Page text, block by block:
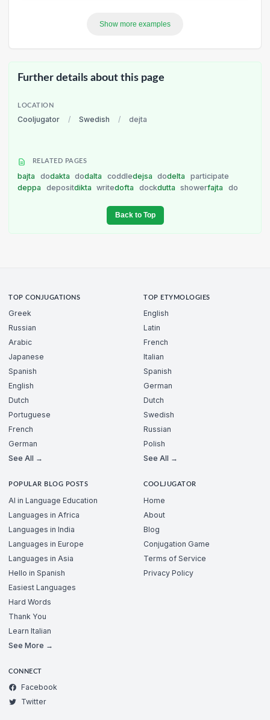
Show more examples
Further details about this page
LOCATION
Cooljugator / Swedish / dejta
RELATED PAGES
bajta dodakta dodalta coddledejsa dodelta
participate
deppa
depositdikta writedofta dockdutta showerfajta do
Back to Top
TOP CONJUGATIONS
Greek
Russian
Arabic
Japanese
Spanish
English
Dutch
Portuguese
French
German
See All →
TOP ETYMOLOGIES
English
Latin
French
Italian
Spanish
German
Dutch
Swedish
Russian
Polish
See All →
POPULAR BLOG POSTS
AI in Language Education
Languages in Africa
Languages in India
Languages in Europe
Languages in Asia
Hello in Spanish
Easiest Languages
Hard Words
Thank You
Learn Italian
See More →
COOLJUGATOR
Home
About
Blog
Conjugation Game
Terms of Service
Privacy Policy
CONNECT
Facebook
Twitter